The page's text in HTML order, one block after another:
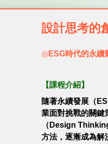
設計思考的
◎ ESG時代的永續
【課程介紹】
隨著永續發展（
業面對挑戰的關鍵
（Design
方法，逐漸成為解